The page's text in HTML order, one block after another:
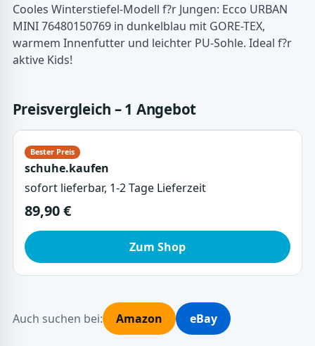
Cooles Winterstiefel-Modell f?r Jungen: Ecco URBAN
MINI 76480150769 in dunkelblau mit GORE-TEX,
warmem Innenfutter und leichter PU-Sohle. Ideal f?r
aktive Kids!
Preisvergleich – 1 Angebot
schuhe.kaufen
sofort lieferbar, 1-2 Tage Lieferzeit
89,90 €
Zum Shop
Auch suchen bei: Amazon eBay